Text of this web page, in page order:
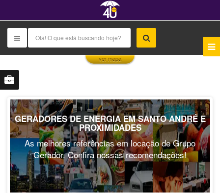
ver mapa
GERADORES DE ENERGIA EM SANTO ANDRÉ E
PROXIMIDADES
As melhores referências em locação de Grupo
Gerador. Confira nossas recomendações!